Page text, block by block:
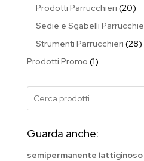
prodotti
Prodotti Parrucchieri 2020
Sedie e Sgabelli
Strumenti Parrucchieri 2828
Prodotti Promo 11
Guarda anche:
semipermanente lattiginoso